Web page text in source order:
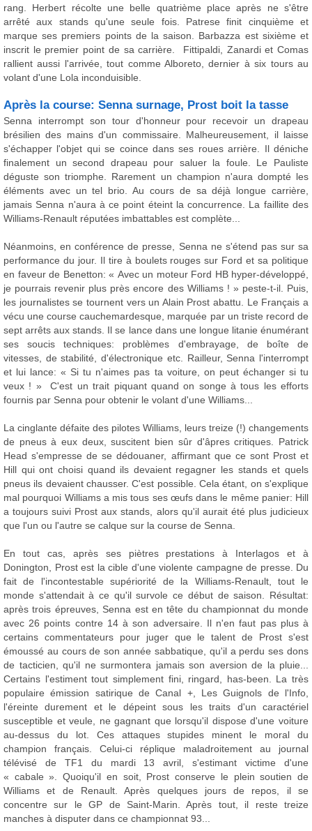
rang. Herbert récolte une belle quatrième place après ne s'être
arrêté aux stands qu'une seule fois. Patrese finit cinquième et
marque ses premiers points de la saison. Barbazza est sixième et
inscrit le premier point de sa carrière. Fittipaldi, Zanardi et Comas
rallient aussi l'arrivée, tout comme Alboreto, dernier à six tours au
volant d'une Lola inconduisible.
Après la course: Senna surnage, Prost boit la tasse
Senna interrompt son tour d'honneur pour recevoir un drapeau
brésilien des mains d'un commissaire. Malheureusement, il laisse
s'échapper l'objet qui se coince dans ses roues arrière. Il déniche
finalement un second drapeau pour saluer la foule. Le Pauliste
déguste son triomphe. Rarement un champion n'aura dompté les
éléments avec un tel brio. Au cours de sa déjà longue carrière,
jamais Senna n'aura à ce point éteint la concurrence. La faillite des
Williams-Renault réputées imbattables est complète...
Néanmoins, en conférence de presse, Senna ne s'étend pas sur sa
performance du jour. Il tire à boulets rouges sur Ford et sa politique
en faveur de Benetton: « Avec un moteur Ford HB hyper-développé,
je pourrais revenir plus près encore des Williams ! » peste-t-il. Puis,
les journalistes se tournent vers un Alain Prost abattu. Le Français a
vécu une course cauchemardesque, marquée par un triste record de
sept arrêts aux stands. Il se lance dans une longue litanie énumérant
ses soucis techniques: problèmes d'embrayage, de boîte de
vitesses, de stabilité, d'électronique etc. Railleur, Senna l'interrompt
et lui lance: « Si tu n'aimes pas ta voiture, on peut échanger si tu
veux ! » C'est un trait piquant quand on songe à tous les efforts
fournis par Senna pour obtenir le volant d'une Williams...
La cinglante défaite des pilotes Williams, leurs treize (!) changements
de pneus à eux deux, suscitent bien sûr d'âpres critiques. Patrick
Head s'empresse de se dédouaner, affirmant que ce sont Prost et
Hill qui ont choisi quand ils devaient regagner les stands et quels
pneus ils devaient chausser. C'est possible. Cela étant, on s'explique
mal pourquoi Williams a mis tous ses œufs dans le même panier: Hill
a toujours suivi Prost aux stands, alors qu'il aurait été plus judicieux
que l'un ou l'autre se calque sur la course de Senna.
En tout cas, après ses piètres prestations à Interlagos et à
Donington, Prost est la cible d'une violente campagne de presse. Du
fait de l'incontestable supériorité de la Williams-Renault, tout le
monde s'attendait à ce qu'il survole ce début de saison. Résultat:
après trois épreuves, Senna est en tête du championnat du monde
avec 26 points contre 14 à son adversaire. Il n'en faut pas plus à
certains commentateurs pour juger que le talent de Prost s'est
émoussé au cours de son année sabbatique, qu'il a perdu ses dons
de tacticien, qu'il ne surmontera jamais son aversion de la pluie...
Certains l'estiment tout simplement fini, ringard, has-been. La très
populaire émission satirique de Canal +, Les Guignols de l'Info,
l'éreinte durement et le dépeint sous les traits d'un caractériel
susceptible et veule, ne gagnant que lorsqu'il dispose d'une voiture
au-dessus du lot. Ces attaques stupides minent le moral du
champion français. Celui-ci réplique maladroitement au journal
télévisé de TF1 du mardi 13 avril, s'estimant victime d'une
« cabale ». Quoiqu'il en soit, Prost conserve le plein soutien de
Williams et de Renault. Après quelques jours de repos, il se
concentre sur le GP de Saint-Marin. Après tout, il reste treize
manches à disputer dans ce championnat 93...